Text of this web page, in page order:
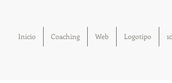
Inicio Coaching Web Logotipo